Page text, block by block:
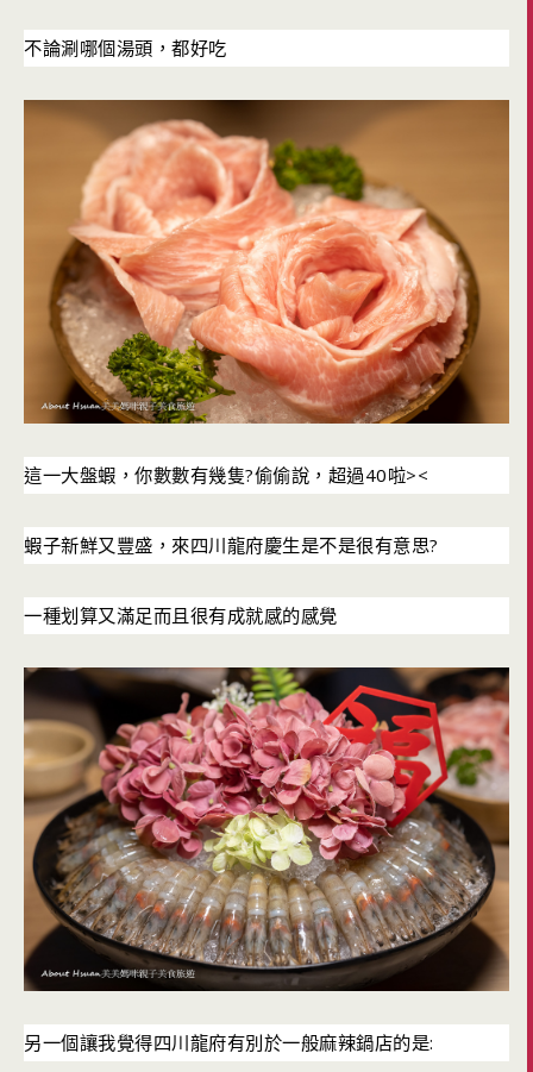
不論涮哪個湯頭，都好吃
這一大盤蝦，你數數有幾隻?偷偷說，超過40啦><
蝦子新鮮又豐盛，來四川龍府慶生是不是很有意思?
一種划算又滿足而且很有成就感的感覺
另一個讓我覺得四川龍府有別於一般麻辣鍋店的是: